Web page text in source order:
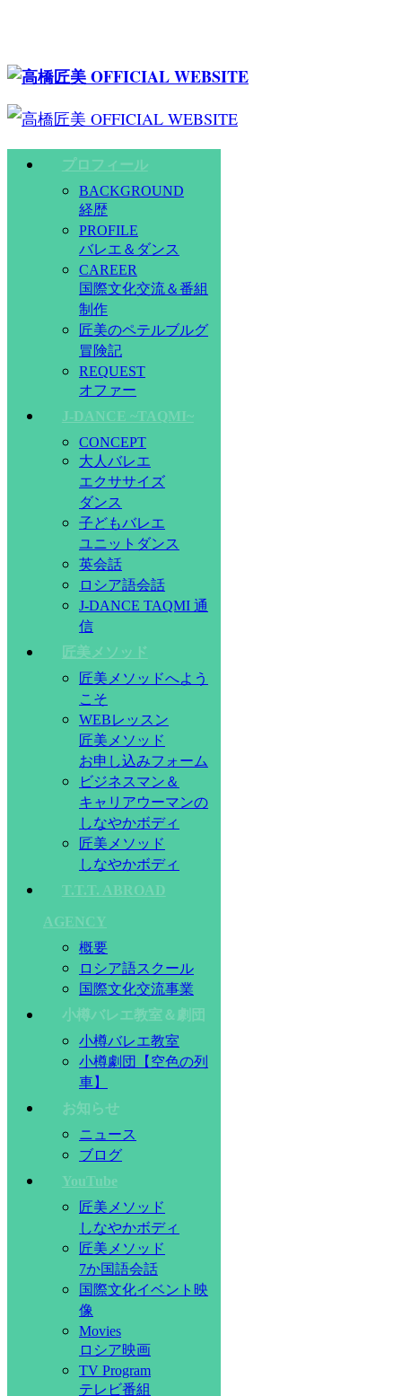
プロフィール
BACKGROUND
経歴
PROFILE
バレエ＆ダンス
CAREER
国際文化交流＆番組
制作
匠美のペテルブルグ
冒険記
REQUEST
オファー
J-DANCE ~TAQMI~
CONCEPT
大人バレエ
エクササイズ
ダンス
子どもバレエ
ユニットダンス
英会話
ロシア語会話
J-DANCE TAQMI 通
信
匠美メソッド
匠美メソッドへよう
こそ
WEBレッスン
匠美メソッド
お申し込みフォーム
ビジネスマン＆
キャリアウーマンの
しなやかボディ
匠美メソッド
しなやかボディ
T.T.T. ABROAD
AGENCY
概要
ロシア語スクール
国際文化交流事業
小樽バレエ教室＆劇団
小樽バレエ教室
小樽劇団【空色の列
車】
お知らせ
ニュース
ブログ
YouTube
匠美メソッド
しなやかボディ
匠美メソッド
7か国語会話
国際文化イベント映
像
Movies
ロシア映画
TV Program
テレビ番組